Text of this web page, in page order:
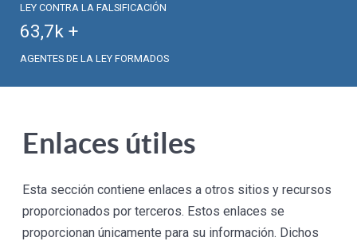
LEY CONTRA LA FALSIFICACIÓN
63,7k +
AGENTES DE LA LEY FORMADOS
Enlaces útiles
Esta sección contiene enlaces a otros sitios y recursos
proporcionados por terceros. Estos enlaces se
proporcionan únicamente para su información. Dichos